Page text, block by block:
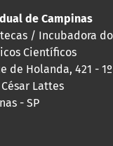
de Campinas
/ Incubadora
Científicos
de Holanda, 421 -
Lattes
- SP